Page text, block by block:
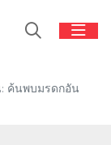
ค้นพบมรดกอัน